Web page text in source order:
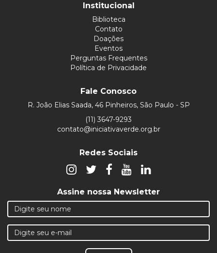
Institucional
Biblioteca
Contato
Doações
Eventos
Perguntas Frequentes
Política de Privacidade
Fale Conosco
R. João Elias Saada, 46 Pinheiros, São Paulo - SP
(11) 3647-9293
contato@iniciativaverde.org.br
Redes Sociais
Assine nossa Newsletter